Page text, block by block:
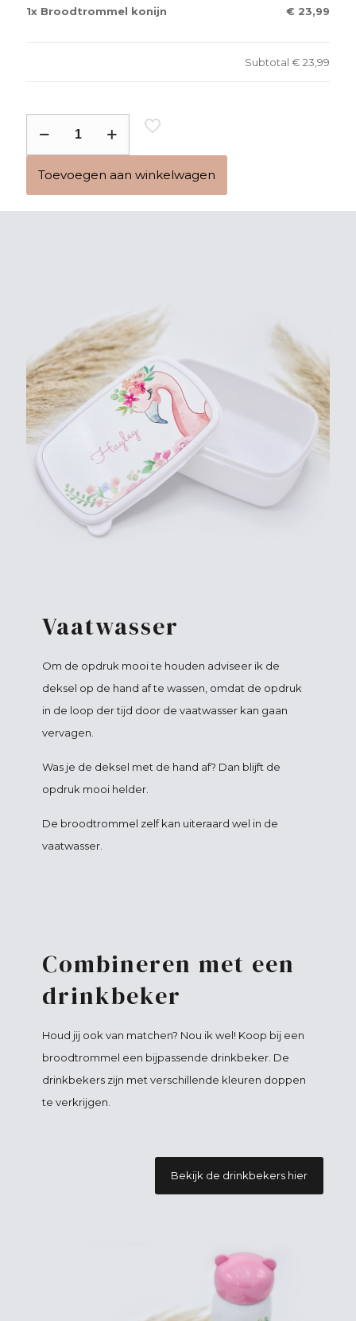
1x Broodtrommel konijn € 23,99
Subtotal € 23,99
aantal
Toevoegen aan winkelwagen
Vaatwasser
Om de opdruk mooi te houden adviseer ik de
deksel op de hand af te wassen, omdat de opdruk
in de loop der tijd door de vaatwasser kan gaan
vervagen.
Was je de deksel met de hand af? Dan blijft de
opdruk mooi helder.
De broodtrommel zelf kan uiteraard wel in de
vaatwasser.
Combineren met een
drinkbeker
Houd jij ook van matchen? Nou ik wel! Koop bij een
broodtrommel een bijpassende drinkbeker. De
drinkbekers zijn met verschillende kleuren doppen
te verkrijgen.
Bekijk de drinkbekers hier